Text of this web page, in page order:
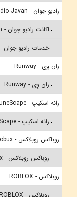
رادیو جوان - Radio Javan
اکانت رادیو جوان - Radio Javan
خدمات رادیو جوان - Radio Javan
ران وِی - Runway
ران وِی - Runway
رانه اسکیپ - RuneScape
رانه اسکیپ - RuneScape
روباکس روبلاکس - Roblox Robux
روباکس روبلاکس - Roblox Robux
روبلاکس - ROBLOX
روبلاکس - ROBLOX